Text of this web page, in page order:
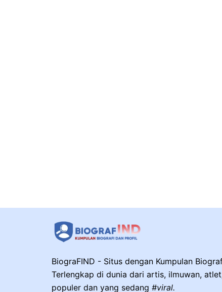
BiograFIND - Situs dengan Kumpulan
Terlengkap di dunia dari artis, ilmuwan,
populer dan yang sedang #viral.